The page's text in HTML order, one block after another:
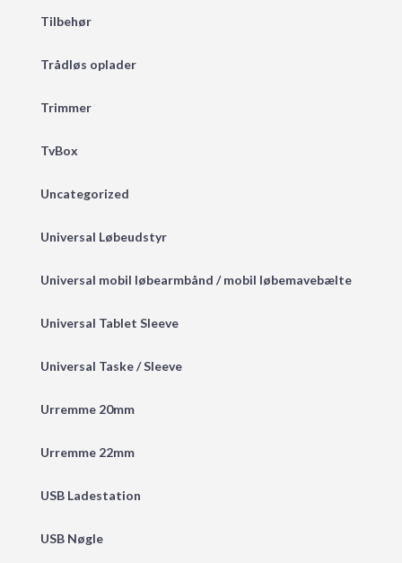
Tilbehør
Trådløs oplader
Trimmer
TvBox
Uncategorized
Universal Løbeudstyr
Universal mobil løbearmbånd / mobil løbemavebælte
Universal Tablet Sleeve
Universal Taske / Sleeve
Urremme 20mm
Urremme 22mm
USB Ladestation
USB Nøgle